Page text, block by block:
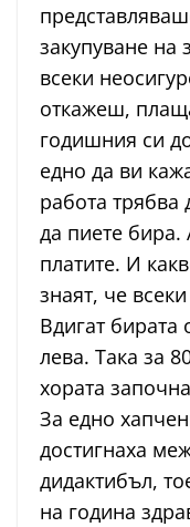
закупуване на
всеки
откажеш,
годишния си
едно да ви
работа трябва
да пиете бира.
платите. И
знаят, че
Вдигат бирата
лева. Така за
хората
За едно
достигнаха
дидактибъл,
на година